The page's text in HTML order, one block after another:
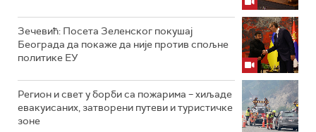
Зечевић: Посета Зеленског покушај
Београда да покаже да није против спољне
политике ЕУ
Регион и свет у борби са пожарима – хиљаде
евакуисаних, затворени путеви и туристичке
зоне